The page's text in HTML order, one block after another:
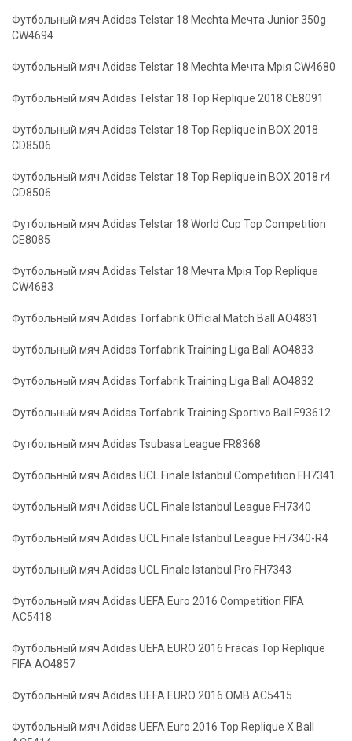
Футбольный мяч Adidas Telstar 18 Mechta Мечта Junior 350g
CW4694
Футбольный мяч Adidas Telstar 18 Mechta Мечта Мрія CW4680
Футбольный мяч Adidas Telstar 18 Top Replique 2018 CE8091
Футбольный мяч Adidas Telstar 18 Top Replique in BOX 2018
CD8506
Футбольный мяч Adidas Telstar 18 Top Replique in BOX 2018 r4
CD8506
Футбольный мяч Adidas Telstar 18 World Cup Top Competition
CE8085
Футбольный мяч Adidas Telstar 18 Мечта Мрія Top Replique
CW4683
Футбольный мяч Adidas Torfabrik Official Match Ball AO4831
Футбольный мяч Adidas Torfabrik Training Liga Ball AO4833
Футбольный мяч Adidas Torfabrik Training Liga Ball AO4832
Футбольный мяч Adidas Torfabrik Training Sportivo Ball F93612
Футбольный мяч Adidas Tsubasa League FR8368
Футбольный мяч Adidas UCL Finale Istanbul Competition FH7341
Футбольный мяч Adidas UCL Finale Istanbul League FH7340
Футбольный мяч Adidas UCL Finale Istanbul League FH7340-R4
Футбольный мяч Adidas UCL Finale Istanbul Pro FH7343
Футбольный мяч Adidas UEFA Euro 2016 Competition FIFA
AC5418
Футбольный мяч Adidas UEFA EURO 2016 Fracas Top Replique
FIFA AO4857
Футбольный мяч Adidas UEFA EURO 2016 OMB AC5415
Футбольный мяч Adidas UEFA Euro 2016 Top Replique X Ball